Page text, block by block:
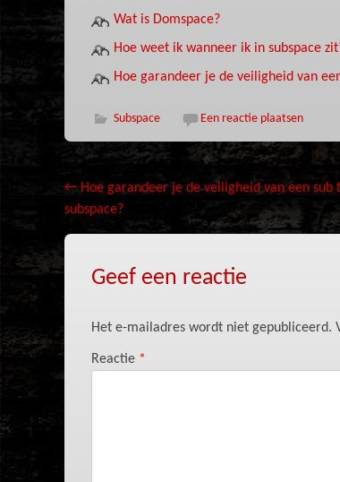
Wat is Domspace?
Hoe weet ik wanneer ik in subspace
Hoe garandeer je de veiligheid van
Subspace Een reactie plaatsen
Bericht
navigatie
← Hoe garandeer je de veiligheid van een sub
subspace?
Geef een reactie
Het e-mailadres wordt niet gepubliceerd.
Reactie *